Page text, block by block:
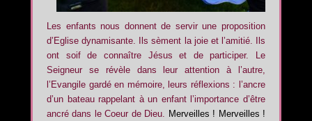
Les enfants nous donnent de servir une proposition
d’Eglise dynamisante. Ils sèment la joie et l’amitié. Ils
ont soif de connaître Jésus et de participer. Le
Seigneur se révèle dans leur attention à l’autre,
l’Evangile gardé en mémoire, leurs réflexions : l’ancre
d’un bateau rappelant à un enfant l’importance d’être
ancré dans le Coeur de Dieu. Merveilles ! Merveilles !